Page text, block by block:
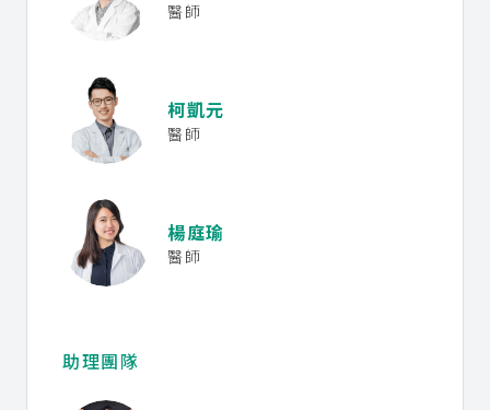
醫師
柯凱元
醫師
楊庭瑜
醫師
助理團隊